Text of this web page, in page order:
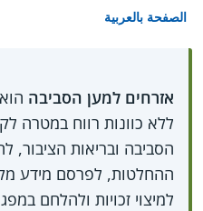
الصفحة بالعربية
אזרחים למען הסביבה
ללא כוונות רווח במטרה
הסביבה ובריאות הציבור,
ההחלטות, לפרסם מידע
למיצוי זכויות ולהלחם